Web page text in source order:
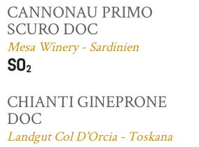
CANNONAU PRIMO
SCURO DOC
Mesa Winery - Sardinien
CHIANTI GINEPRONE
DOC
Landgut Col D'Orcia - Toskana